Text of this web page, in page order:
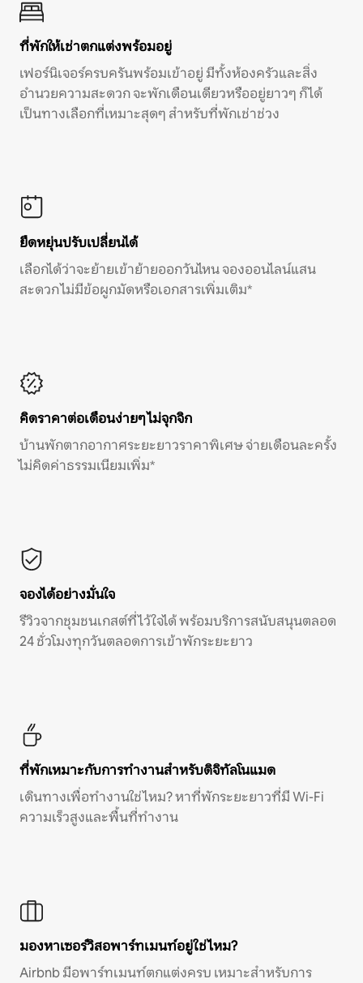
ที่พักให้เช่าตกแต่งพร้อมอยู่
เฟอร์นิเจอร์ครบครันพร้อมเข้าอยู่ มีทั้งห้องครัวและสิ่ง
อำนวยความสะดวก จะพักเดือนเดียวหรืออยู่ยาวๆ ก็ได้
เป็นทางเลือกที่เหมาะสุดๆ สำหรับที่พักเช่าช่วง
ยืดหยุ่นปรับเปลี่ยนได้
เลือกได้ว่าจะย้ายเข้าย้ายออกวันไหน จองออนไลน์แสน
สะดวก ไม่มีข้อผูกมัดหรือเอกสารเพิ่มเติม*
คิดราคาต่อเดือนง่ายๆ ไม่จุกจิก
บ้านพักตากอากาศระยะยาวราคาพิเศษ จ่ายเดือนละครั้ง
ไม่คิดค่าธรรมเนียมเพิ่ม*
จองได้อย่างมั่นใจ
รีวิวจากชุมชนเกสต์ที่ไว้ใจได้ พร้อมบริการสนับสนุนตลอด
24 ชั่วโมงทุกวันตลอดการเข้าพักระยะยาว
ที่พักเหมาะกับการทำงานสำหรับดิจิทัลโนแมด
เดินทางเพื่อทำงานใช่ไหม? หาที่พักระยะยาวที่มี Wi-Fi
ความเร็วสูงและพื้นที่ทำงาน
มองหาเซอร์วิสอพาร์ทเมนท์อยู่ใช่ไหม?
Airbnb มีอพาร์ทเมนท์ตกแต่งครบ เหมาะสำหรับการ